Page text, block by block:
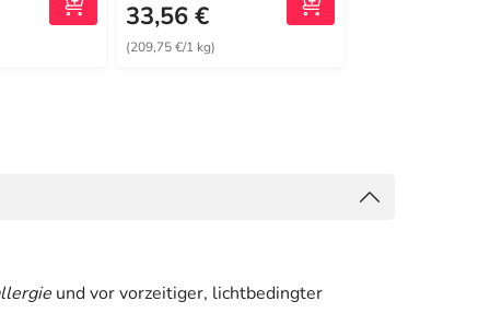
33,56 €
(209,75 €/1 kg)
und vor vorzeitiger, lichtbedingter